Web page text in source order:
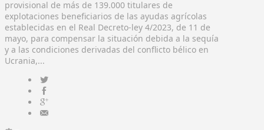
provisional de más de 139.000 titulares de
explotaciones beneficiarios de las ayudas agrícolas
establecidas en el Real Decreto-ley 4/2023, de 11 de
mayo, para compensar la situación debida a la sequía
y a las condiciones derivadas del conflicto bélico en
Ucrania,...